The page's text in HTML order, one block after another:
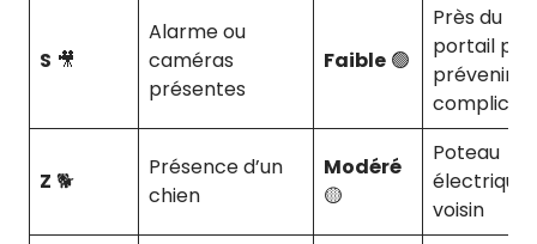
S 🎥
Alarme ou
caméras
présentes
Faible 🟢
Près du
portail
prévenir
complices
Z 🐕
Présence d’un
chien
Modéré
🟡
Poteau
électrique
voisin